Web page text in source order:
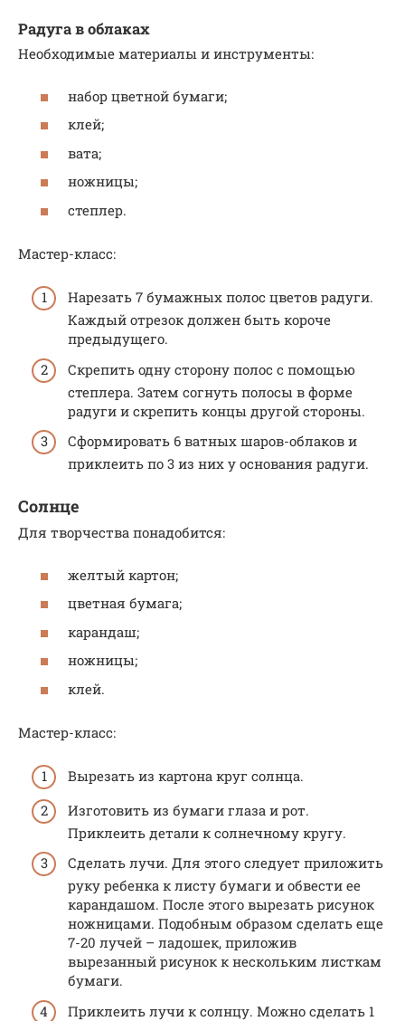
Радуга в облаках
Необходимые материалы и инструменты:
набор цветной бумаги;
клей;
вата;
ножницы;
степлер.
Мастер-класс:
Нарезать 7 бумажных полос цветов радуги.
Каждый отрезок должен быть короче
предыдущего.
Скрепить одну сторону полос с помощью
степлера. Затем согнуть полосы в форме
радуги и скрепить концы другой стороны.
Сформировать 6 ватных шаров-облаков и
приклеить по 3 из них у основания радуги.
Солнце
Для творчества понадобится:
желтый картон;
цветная бумага;
карандаш;
ножницы;
клей.
Мастер-класс:
Вырезать из картона круг солнца.
Изготовить из бумаги глаза и рот.
Приклеить детали к солнечному кругу.
Сделать лучи. Для этого следует приложить
руку ребенка к листу бумаги и обвести ее
карандашом. После этого вырезать рисунок
ножницами. Подобным образом сделать еще
7-20 лучей – ладошек, приложив
вырезанный рисунок к нескольким листкам
бумаги.
Приклеить лучи к солнцу. Можно сделать 1